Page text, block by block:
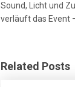
Sound, Licht und
verläuft das Event
Related Posts